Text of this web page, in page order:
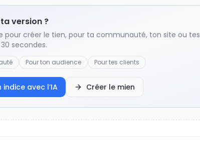
version ?
pour créer le tien, pour ta communauté, ton site ou tes
secondes.
Pour ton audience Pour tes clients
indice avec l’IA Créer le mien